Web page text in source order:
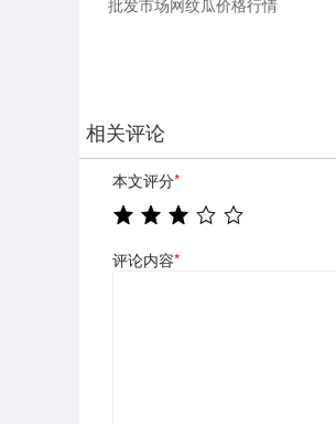
相关评论
本文评分*
评论内容*